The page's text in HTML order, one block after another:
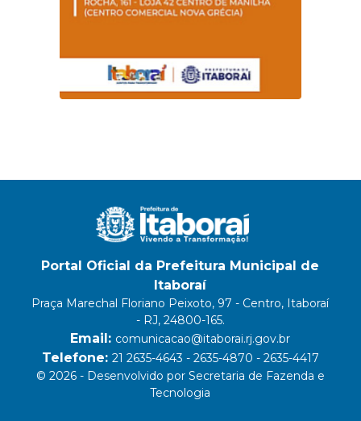
Portal Oficial da Prefeitura Municipal de
Itaboraí
Praça Marechal Floriano Peixoto, 97 - Centro, Itaboraí
- RJ, 24800-165.
Email: comunicacao@itaborai.rj.gov.br
Telefone: 21 2635-4643 - 2635-4870 - 2635-4417
© 2026 - Desenvolvido por Secretaria de Fazenda e
Tecnologia